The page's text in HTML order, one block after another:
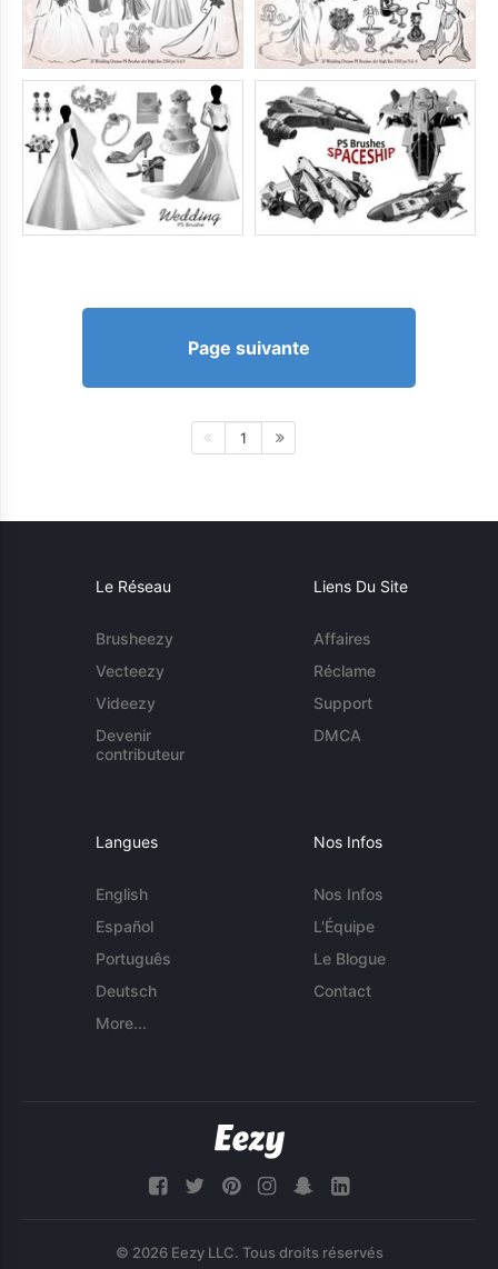
Page suivante
1
Le Réseau
Brusheezy
Vecteezy
Videezy
Devenir
contributeur
Liens Du Site
Affaires
Réclame
Support
DMCA
Langues
English
Español
Português
Deutsch
More...
Nos Infos
Nos Infos
L'Équipe
Le Blogue
Contact
© 2026 Eezy LLC. Tous droits réservés